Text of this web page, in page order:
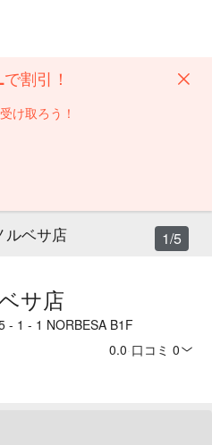
割引！
け取ろう！
ルベサ店
サ店
- 1 - 1 NORBESA B1F
0.0 口コミ 0
1/5